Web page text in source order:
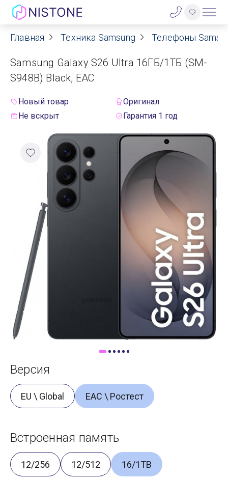
Акции
О нас
Договор оферты
Реквизиты
Контакты
Гарантия
Оплата
Главная Техника Samsung Телефоны
Samsung Galaxy S26 Ultra 16ГБ/1ТБ (SM-
S948B) Black, EAC
Новый товар
Оригинал
Не вскрыт
Гарантия 1 год
Версия
EU \ Global ЕАС \ Ростест
Встроенная память
12/256 12/512 16/1TB